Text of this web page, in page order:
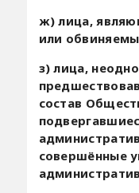
ж) лица,
или
з) лица,
состав
совершённые